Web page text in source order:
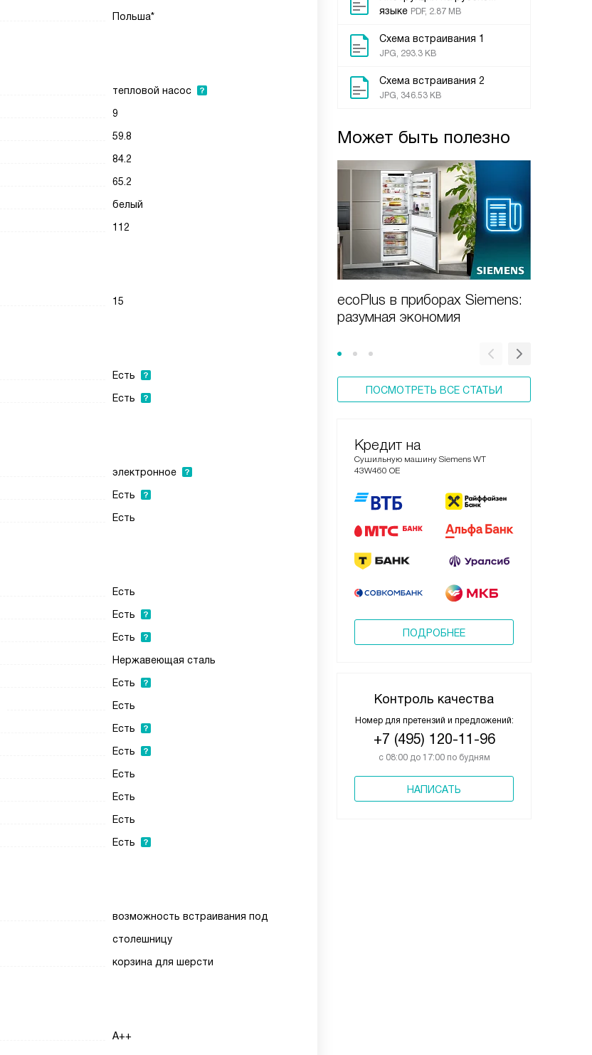
языке PDF, 2.87 MB
Схема встраивания 1
JPG, 293.3 KB
Схема встраивания 2
JPG, 346.53 KB
Может быть полезно
ecoPlus в приборах Siemens:
разумная экономия
ПОСМОТРЕТЬ ВСЕ СТАТЬИ
Кредит на
Сушильную машину Siemens WT
43W460 OE
ПОДРОБНЕЕ
Контроль качества
Номер для претензий и предложений:
+7 (495) 120-11-96
с 08:00 до 17:00 по будням
НАПИСАТЬ
Польша*
тепловой насос
9
59.8
84.2
65.2
белый
112
15
Есть
Eсть
электронное
Есть
Есть
Есть
Есть
Есть
Нержавеющая сталь
Есть
Есть
Есть
Есть
Есть
Есть
Есть
Есть
возможность встраивания под
столешницу
корзина для шерсти
A++